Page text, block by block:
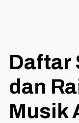
Daftar
dan
Musik